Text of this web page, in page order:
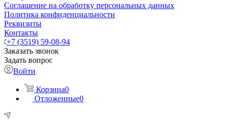
Соглашение на обработку персональных данных
Политика конфиденциальности
Реквизиты
Контакты
+7 (3519) 59-08-94
Заказать звонок
Задать вопрос
Войти
Корзина0
Отложенные0